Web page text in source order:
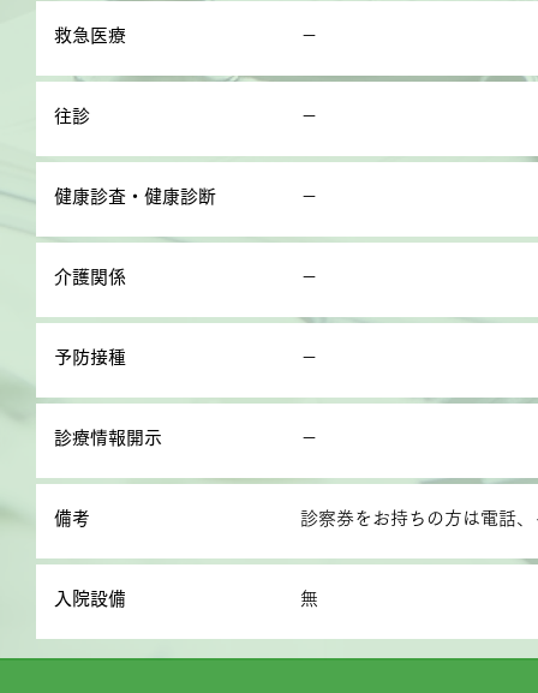
救急医療 －
往診 －
健康診査・健康診断 －
介護関係 －
予防接種 －
診療情報開示 －
備考 診察券をお持ちの方は電話
入院設備 無